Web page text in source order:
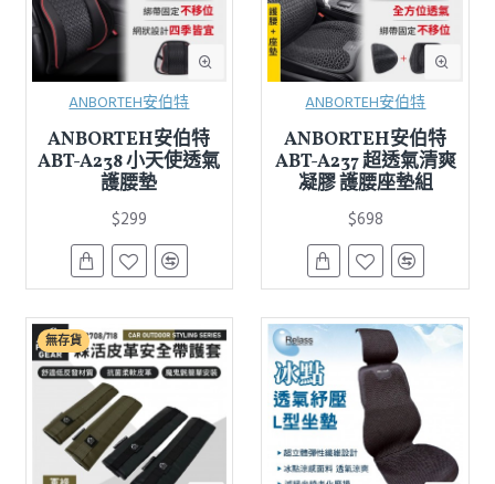
ANBORTEH安伯特
ANBORTEH安伯特
ABT-A238 小天使透氣
護腰墊
$299
ANBORTEH安伯特
ANBORTEH安伯特
ABT-A237 超透氣清爽
凝膠 護腰座墊組
$698
無存貨